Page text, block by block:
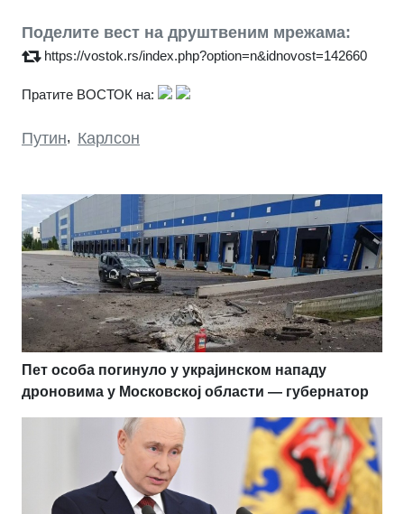
Поделите вест на друштвеним мрежама:
https://vostok.rs/index.php?option=n&idnovost=142660
Пратите ВОСТОК на:
Путин, Карлсон
Пет особа погинуло у украјинском нападу
дроновима у Московској области — губернатор